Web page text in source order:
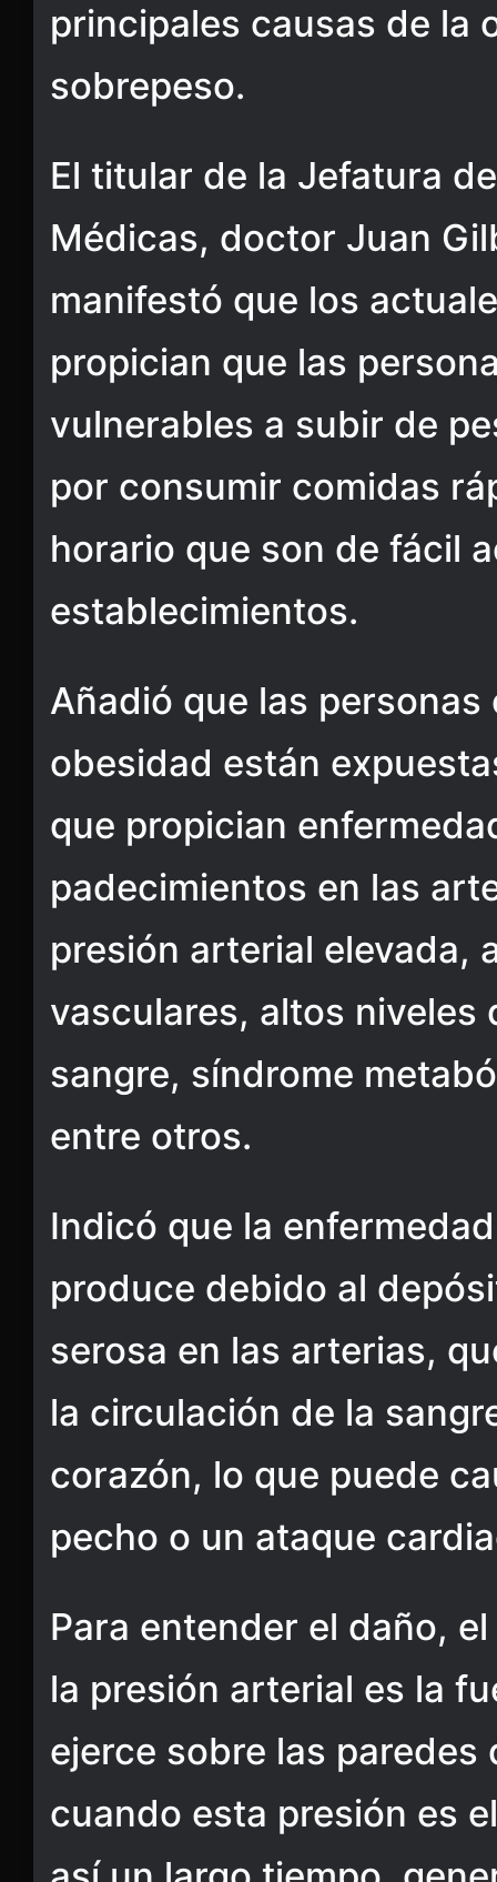
principales causas de la
sobrepeso.
El titular de la Jefatura
Médicas, doctor Juan
manifestó que los
propician que las
vulnerables a subir de
por consumir comidas
horario que son de fácil
establecimientos.
Añadió que las
obesidad están
que propician
padecimientos en las
presión arterial elevada,
vasculares, altos niveles
sangre, síndrome
entre otros.
Indicó que la
produce debido al
serosa en las arterias,
la circulación de la
corazón, lo que puede
pecho o un ataque
Para entender el daño,
la presión arterial es la
ejerce sobre las
cuando esta presión es